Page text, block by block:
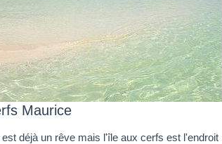
Maurice
est déjà un rêve mais l'île aux cerfs est l'endroit